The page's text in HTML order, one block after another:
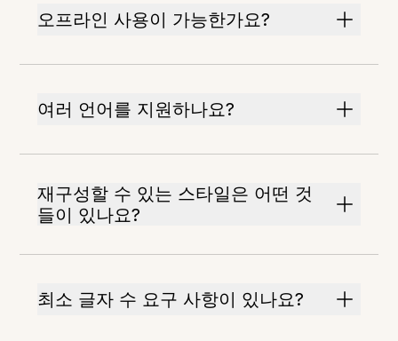
오프라인 사용이 가능한가요?
여러 언어를 지원하나요?
재구성할 수 있는 스타일은 어떤 것
들이 있나요?
최소 글자 수 요구 사항이 있나요?